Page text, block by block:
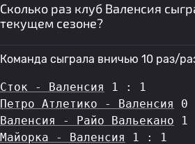
Сколько раз клуб Валенсия
текущем сезоне?
Команда сыграла вничью 10 раз/
Сток - Валенсия
1 : 1
Петро Атлетико - Валенсия
0
Валенсия - Райо Вальекано 1
Майорка - Валенсия
1 : 1